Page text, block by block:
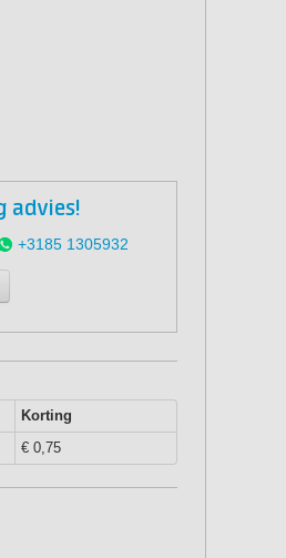
advies!
+3185 1305932
Korting
€ 0,75